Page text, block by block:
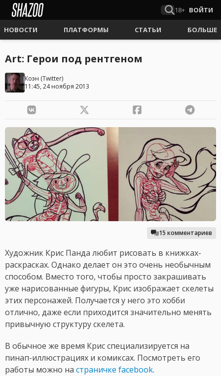
18+ ВОЙТИ
НОВОСТИ ПЛАТФОРМЫ СТАТЬИ БОЛЬШЕ
Art: Герои под рентгеном
Коэн (Twitter)
11:45, 24 ноября 2013
15 комментариев
Художник Крис Панда любит рисовать в книжках-
раскрасках. Однако делает он это очень необычным
способом. Вместо того, чтобы просто закрашивать
уже нарисованные фигуры, Крис изображает скелеты
этих персонажей. Получается у него это хобби
отлично, даже если приходится значительно менять
привычную структуру скелета.
В обычное же время Крис специализируется на
пинап-иллюстрациях и комиксах. Посмотреть его
работы можно на страничке facebook.